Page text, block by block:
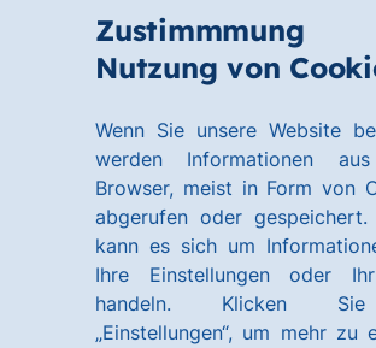
Nutzung von
Wenn Sie unsere Website
werden Informationen
Browser, meist in Form von
abgerufen oder gespeichert.
kann es sich um
Ihre Einstellungen oder
handeln. Klicken
„Einstellungen“, um mehr zu
Hauptinhalt